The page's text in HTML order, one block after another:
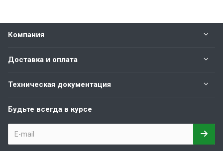
Компания
Доставка и оплата
Техническая документация
Будьте всегда в курсе